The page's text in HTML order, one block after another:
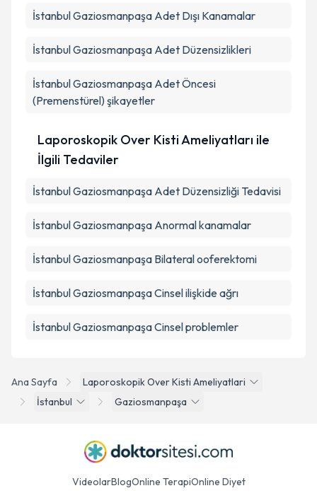
Ana Sayfa
Laporoskopik Over Kisti Ameliyatlari
İstanbul
Gaziosmanpaşa
İstanbul Gaziosmanpaşa Adet Dışı Kanamalar
İstanbul Gaziosmanpaşa Adet Düzensizlikleri
İstanbul Gaziosmanpaşa Adet Öncesi
(Premenstürel) şikayetler
Laporoskopik Over Kisti Ameliyatları ile
İlgili Tedaviler
İstanbul Gaziosmanpaşa Adet Düzensizliği Tedavisi
İstanbul Gaziosmanpaşa Anormal kanamalar
İstanbul Gaziosmanpaşa Bilateral ooferektomi
İstanbul Gaziosmanpaşa Cinsel ilişkide ağrı
İstanbul Gaziosmanpaşa Cinsel problemler
VideolarBlogOnline TerapiOnline Diyet